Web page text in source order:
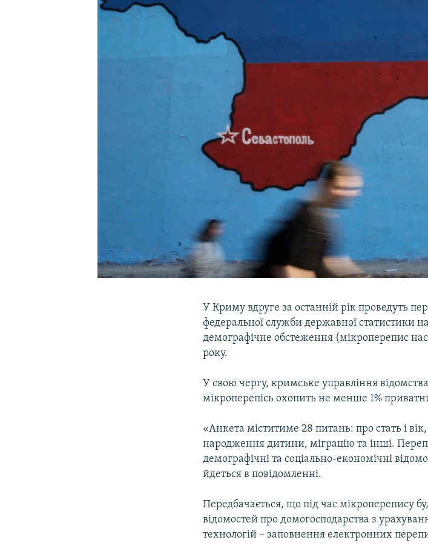
У Криму вдруге за останній рік проведуть
федеральної служби державної статистики
демографічне обстеження (мікроперепис
року.
У свою чергу, кримське управління
мікроперепісь охопить не менше 1%
«Анкета міститиме 28 питань: про стать і
народження дитини, міграцію та інші.
демографічні та соціально-економічні
йдеться в повідомленні.
Передбачається, що під час мікроперепису
відомостей про домогосподарства з
технологій – заповнення електронних